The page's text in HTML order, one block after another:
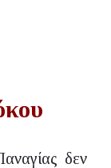
δεν